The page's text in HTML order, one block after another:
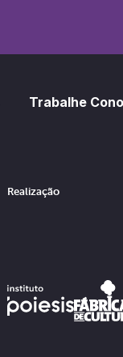
Trabalhe
Realização